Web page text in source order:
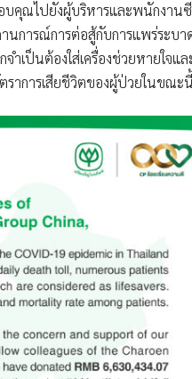
บคุณไปยังผู้บริหารและพนักงาน
การณ์การต่อสู้กับการแพร่ระบา
ำเป็นต้องใส่เครื่องช่วยหายใจแล
ราการเสียชีวิตของผู้ป่วยในขณะ